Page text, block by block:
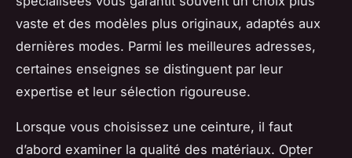
vaste et des modèles plus originaux, adaptés aux
dernières modes. Parmi les meilleures adresses,
certaines enseignes se distinguent par leur
expertise et leur sélection rigoureuse.
Lorsque vous choisissez une ceinture, il faut
d’abord examiner la qualité des matériaux. Opter